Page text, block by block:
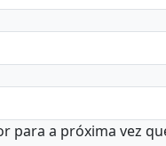
para a próxima vez